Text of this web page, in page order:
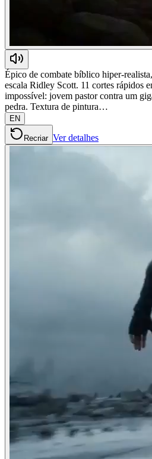
Épico de combate bíblico hiper-
escala Ridley Scott. 11 cortes rápidos
impossível: jovem pastor contra um
pedra. Textura de pintura…
EN
Recriar Ver detalhes